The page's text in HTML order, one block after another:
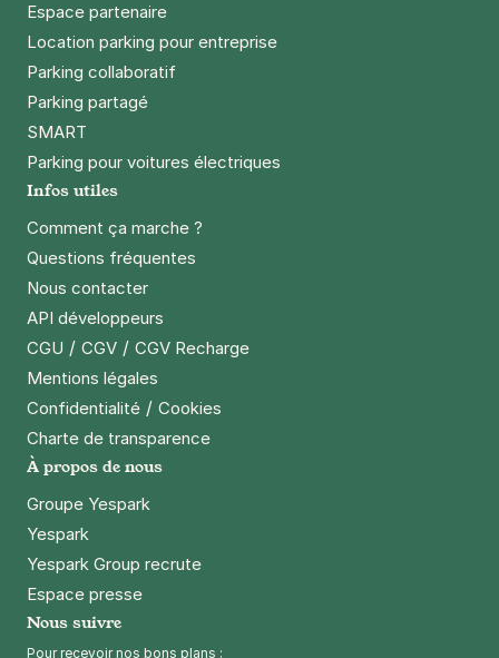
4,2(382 avis)
+ Abonnements disponibles
Paris - Hôpital Saint-Louis -
SAEMES
(tarifs dégressifs)
75020
2,50 €/heure
Espace partenaire
Location parking pour entreprise
Parking collaboratif
Parking partagé
SMART
Parking pour voitures électriques
Infos utiles
Comment ça marche ?
Questions fréquentes
Nous contacter
API développeurs
CGU / CGV / CGV Recharge
Mentions légales
Confidentialité / Cookies
Charte de transparence
À propos de nous
Groupe Yespark
Yespark
Yespark Group recrute
Espace presse
Nous suivre
Pour recevoir nos bons plans :